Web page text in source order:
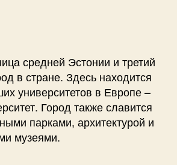
средней Эстонии и третий
в стране. Здесь находится
университетов в Европе –
Город также славится
парками, архитектурой и
музеями.